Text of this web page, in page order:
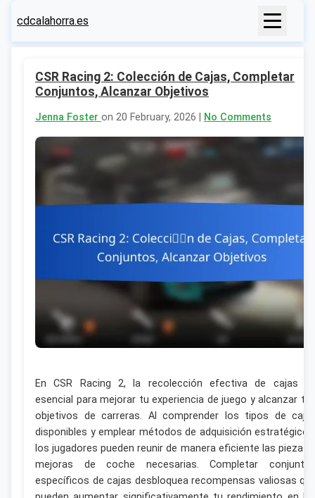
cdcalahorra.es
CSR Racing 2: Colección de Cajas, Completar
Conjuntos, Alcanzar Objetivos
Jenna Foster on 20 February, 2026 | No Comments
En CSR Racing 2, la recolección efectiva de cajas
esencial para mejorar tu experiencia de juego y alcanzar
objetivos de carreras. Al comprender los tipos de
disponibles y emplear métodos de adquisición
los jugadores pueden reunir de manera eficiente las piezas
mejoras de coche necesarias. Completar
específicos de cajas desbloquea recompensas valiosas